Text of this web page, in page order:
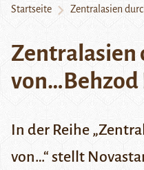
Startseite Zentralasien
Zentralasien
von…Behzod
In der Reihe
von…“ stellt